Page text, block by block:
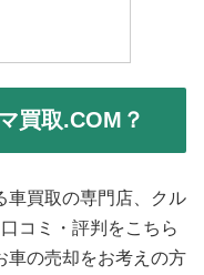
買取.COM？
車買取の専門店、クル
コミ・評判をこちら
車の売却をお考えの方